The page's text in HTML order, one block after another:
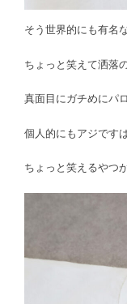
そう世界的にも有名
ちょっと笑えて洒落
真面目にガチめにパ
個人的にもアジです
ちょっと笑えるやつ